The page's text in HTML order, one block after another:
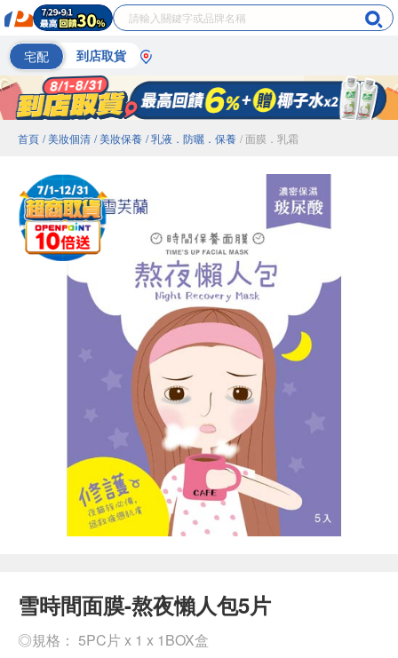
宅配 到店取貨
首頁 / 美妝個清 / 美妝保養 / 乳液．防曬．保養 / 面膜．乳霜
雪時間面膜-熬夜懶人包5片
◎規格： 5PC片 x 1 x 1BOX盒